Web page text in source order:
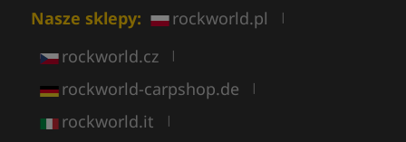
Nasze sklepy: rockworld.pl |
rockworld.cz |
rockworld-carpshop.de |
rockworld.it |